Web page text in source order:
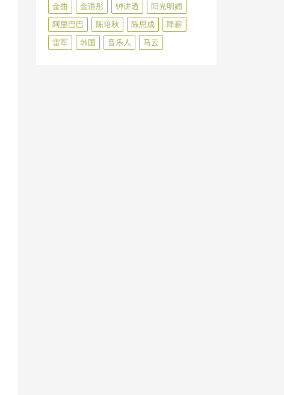
金曲 金语彤 钟讲透
阳光明媚
阿里巴巴
陈培秋 陈思成
降薪
雷军
韩国 音乐人 马云